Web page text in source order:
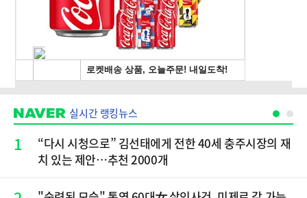
실시간 랭킹뉴스
1
“다시 시청으로” 김선태에게 전한 40세 충주시장의 재
치 있는 제안…추천 2000개